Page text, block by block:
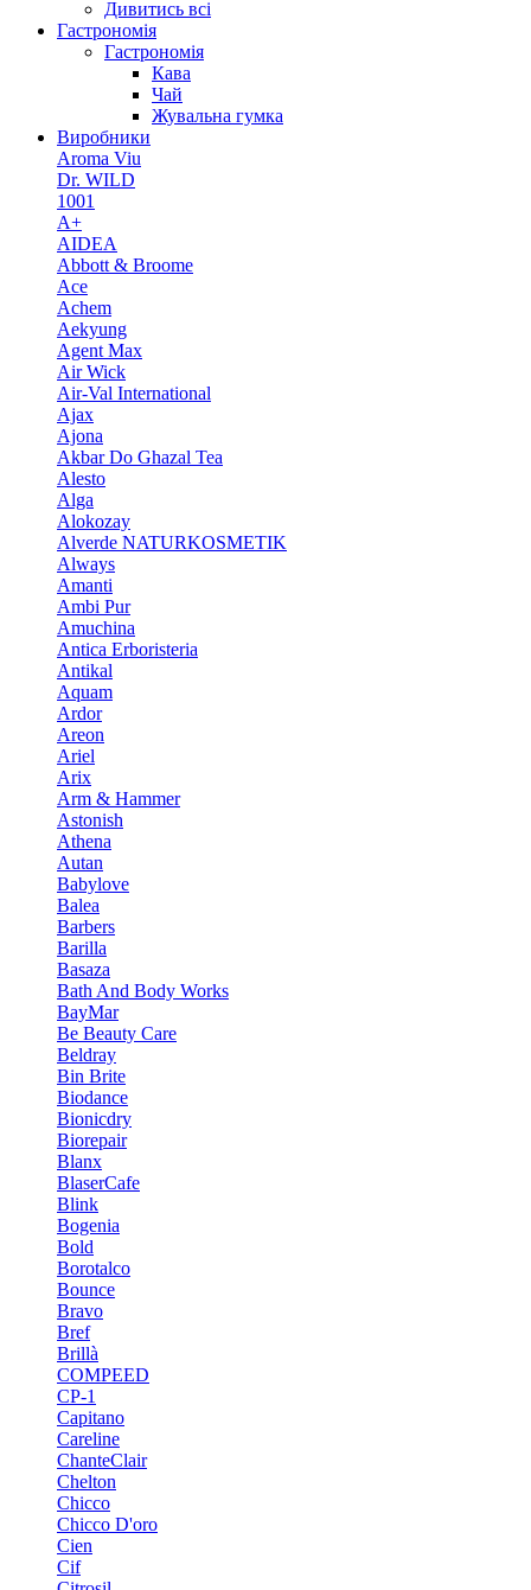
Дивитись всі
Гастрономія
Гастрономія
Кава
Чай
Жувальна гумка
Виробники
Aroma Viu
Dr. WILD
1001
A+
AIDEA
Abbott & Broome
Ace
Achem
Aekyung
Agent Max
Air Wick
Air-Val International
Ajax
Ajona
Akbar Do Ghazal Tea
Alesto
Alga
Alokozay
Alverde NATURKOSMETIK
Always
Amanti
Ambi Pur
Amuchina
Antica Erboristeria
Antikal
Aquam
Ardor
Areon
Ariel
Arix
Arm & Hammer
Astonish
Athena
Autan
Babylove
Balea
Barbers
Barilla
Basaza
Bath And Body Works
BayMar
Be Beauty Care
Beldray
Bin Brite
Biodance
Bionicdry
Biorepair
Blanx
BlaserCafe
Blink
Bogenia
Bold
Borotalco
Bounce
Bravo
Bref
Brillà
COMPEED
CP-1
Capitano
Careline
ChanteСlair
Chelton
Chicco
Chicco D'oro
Cien
Cif